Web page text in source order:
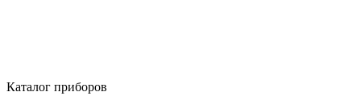
Каталог приборов